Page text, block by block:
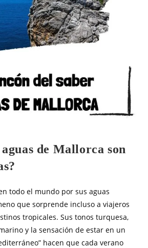
de Mallorca son
todo el mundo por sus aguas
que sorprende incluso a viajeros
tropicales. Sus tonos turquesa,
y la sensación de estar en un
hacen que cada verano